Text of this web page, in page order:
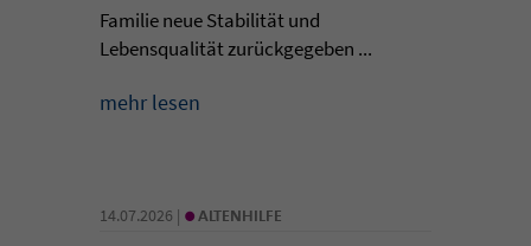
Familie neue Stabilität und
Lebensqualität zurückgegeben ...
mehr lesen
14.07.2026 | • ALTENHILFE